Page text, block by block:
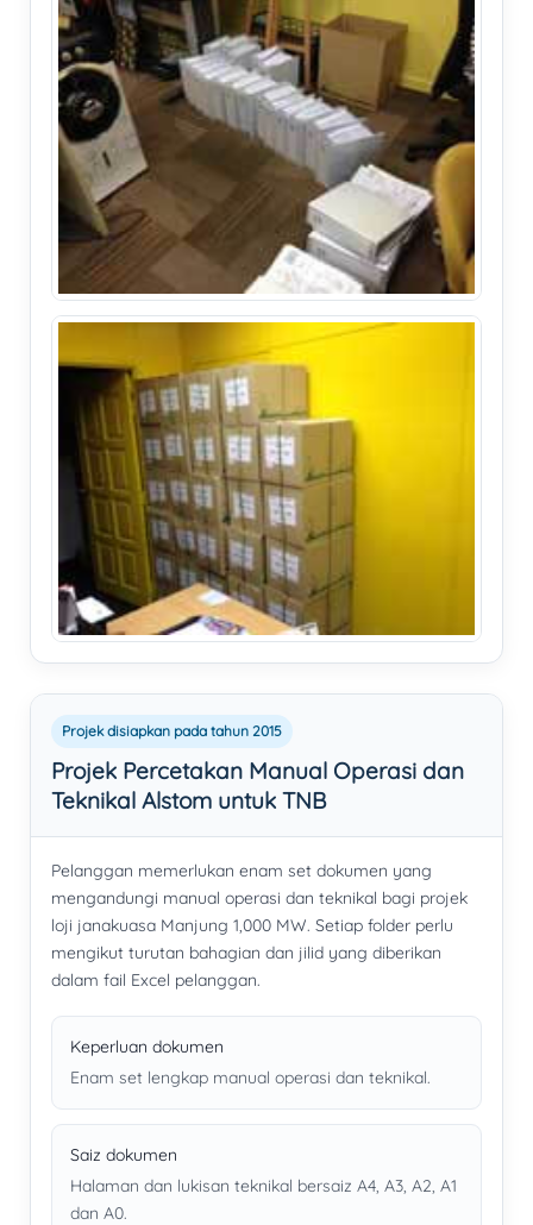
Projek disiapkan pada tahun 2015
Projek Percetakan Manual Operasi dan
Teknikal Alstom untuk TNB
Pelanggan memerlukan enam set dokumen yang
mengandungi manual operasi dan teknikal bagi projek
loji janakuasa Manjung 1,000 MW. Setiap folder perlu
mengikut turutan bahagian dan jilid yang diberikan
dalam fail Excel pelanggan.
Keperluan dokumen
Enam set lengkap manual operasi dan teknikal.
Saiz dokumen
Halaman dan lukisan teknikal bersaiz A4, A3, A2, A1
dan A0.